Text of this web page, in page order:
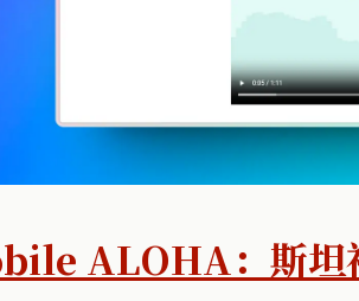
ALOHA：斯坦